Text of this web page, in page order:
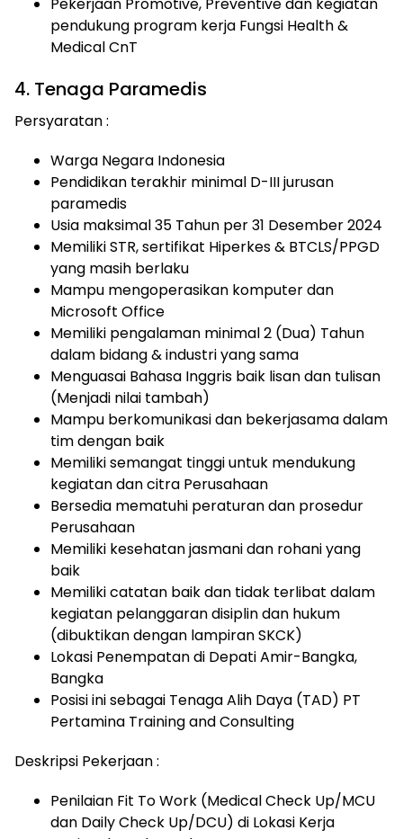
Pekerjaan Promotive, Preventive dan kegiatan
pendukung program kerja Fungsi Health &
Medical CnT
4. Tenaga Paramedis
Persyaratan :
Warga Negara Indonesia
Pendidikan terakhir minimal D-III jurusan
paramedis
Usia maksimal 35 Tahun per 31 Desember 2024
Memiliki STR, sertifikat Hiperkes & BTCLS/PPGD
yang masih berlaku
Mampu mengoperasikan komputer dan
Microsoft Office
Memiliki pengalaman minimal 2 (Dua) Tahun
dalam bidang & industri yang sama
Menguasai Bahasa Inggris baik lisan dan tulisan
(Menjadi nilai tambah)
Mampu berkomunikasi dan bekerjasama dalam
tim dengan baik
Memiliki semangat tinggi untuk mendukung
kegiatan dan citra Perusahaan
Bersedia mematuhi peraturan dan prosedur
Perusahaan
Memiliki kesehatan jasmani dan rohani yang
baik
Memiliki catatan baik dan tidak terlibat dalam
kegiatan pelanggaran disiplin dan hukum
(dibuktikan dengan lampiran SKCK)
Lokasi Penempatan di Depati Amir-Bangka,
Bangka
Posisi ini sebagai Tenaga Alih Daya (TAD) PT
Pertamina Training and Consulting
Deskripsi Pekerjaan :
Penilaian Fit To Work (Medical Check Up/MCU
dan Daily Check Up/DCU) di Lokasi Kerja